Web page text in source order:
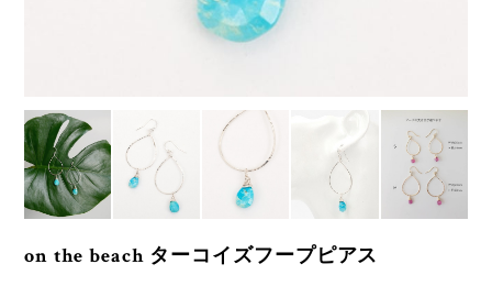
on the beach ターコイズフープピアス